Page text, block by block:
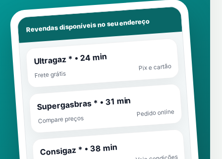
Revendas disponíveis no seu endereço
Ultragaz * • 24 min
Frete grátis
Pix e cartão
Supergasbras * • 31 min
Compare preços
Pedido online
Consigaz * • 38 min